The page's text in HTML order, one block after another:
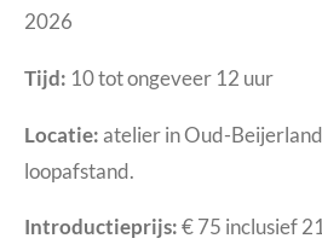
2026
Tijd: 10 tot ongeveer 12 uur
Locatie: atelier in Oud-
loopafstand.
Introductieprijs: € 75 inclusief